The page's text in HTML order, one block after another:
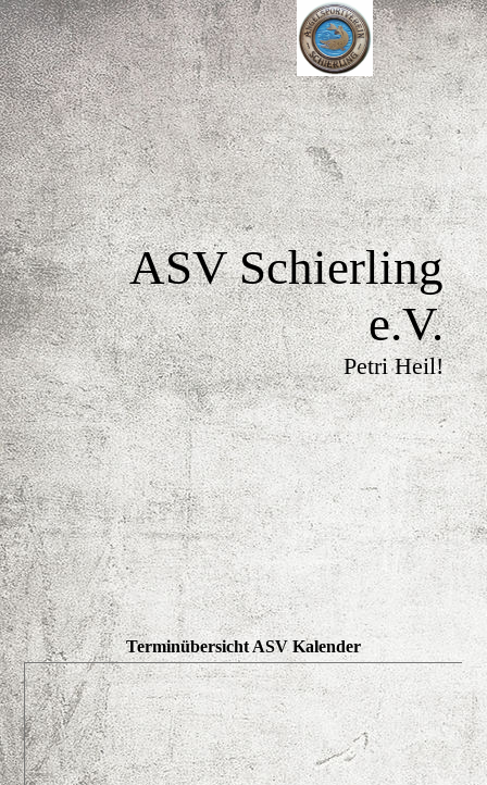
ASV Schierling
e.V.
Petri Heil!
Terminübersicht ASV Kalender